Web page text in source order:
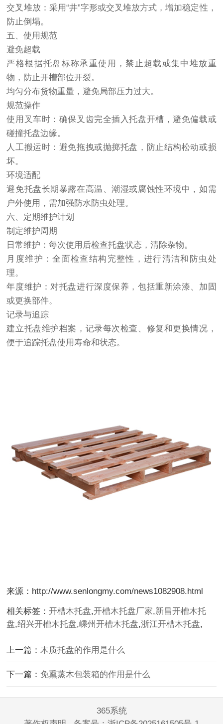
交叉堆放：采用“井”字形或交叉堆放方式，增加稳定性，
防止倒塌。
五、使用规范
避免超载
严格根据托盘标称承重使用，禁止超载或集中堆放重
物，防止开槽部位开裂。
均匀分布货物重量，避免局部压力过大。
规范操作
使用叉车时：确保叉齿完全插入托盘开槽，避免偏载或
碰撞托盘边缘。
人工搬运时：避免拖拽或抛掷托盘，防止结构松动或损
坏。
环境适配
避免托盘长期暴露在高温、潮湿或腐蚀性环境中，如需
户外使用，需加强防水防虫处理。
六、定期维护计划
制定维护周期
日常维护：每次使用后检查托盘状态，清除杂物。
月度维护：全面检查结构完整性，进行清洁和防虫处
理。
年度维护：对托盘进行深度保养，包括重新涂漆、加固
或更换部件。
记录与追踪
建立托盘维护档案，记录每次检查、修复和更换情况，
便于追踪托盘使用寿命和状态。
来源：http://www.senlongmy.com/news1082908.html
相关标签：开槽木托盘,开槽木托盘厂家,新昌开槽木托
盘,绍兴开槽木托盘,嵊州开槽木托盘,浙江开槽木托盘,
上一篇：木质托盘的作用是什么
下一篇： 免熏蒸木包装箱的作用是什么
365系统